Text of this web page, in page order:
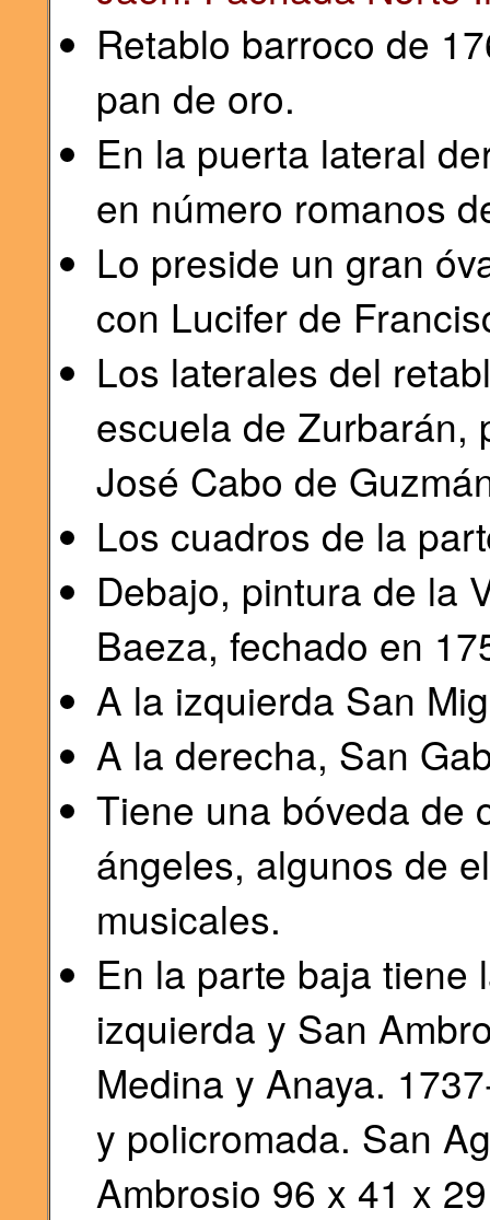
Retablo barroco de
pan de oro.
En la puerta lateral
en número romanos
Lo preside un gran
con Lucifer de
Los laterales del
escuela de Zurbarán,
José Cabo de
Los cuadros de la
Debajo, pintura de la
Baeza, fechado en
A la izquierda San
A la derecha, San
Tiene una bóveda de
ángeles, algunos de
musicales.
En la parte baja tiene
izquierda y San
Medina y Anaya.
y policromada. San
Ambrosio 96 x 41 x